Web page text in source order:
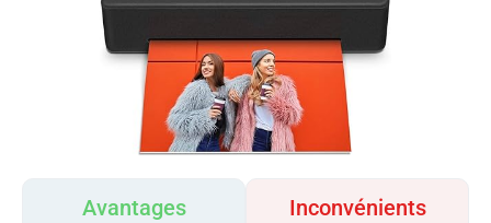
Avantages Inconvénients